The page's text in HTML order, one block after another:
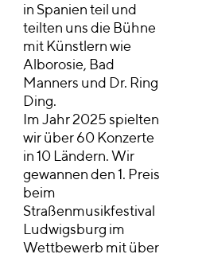
in Spanien teil und
teilten uns die Bühne
mit Künstlern wie
Alborosie, Bad
Manners und Dr. Ring
Ding.
Im Jahr 2025 spielten
wir über 60 Konzerte
in 10 Ländern. Wir
gewannen den 1. Preis
beim
Straßenmusikfestival
Ludwigsburg im
Wettbewerb mit über